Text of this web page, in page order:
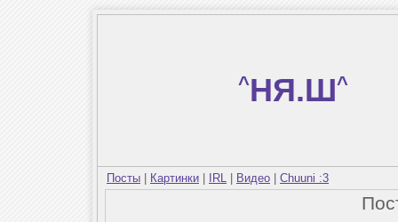
^НЯ.Ш^
Посты Картинки IRL Видео Chuuni :3